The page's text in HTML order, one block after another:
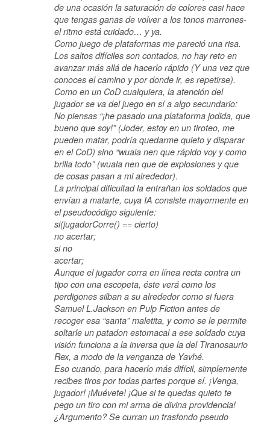
de una ocasión la saturación de colores casi hace
que tengas ganas de volver a los tonos marrones-
el ritmo está cuidado… y ya.
Como juego de plataformas me pareció una risa.
Los saltos difíciles son contados, no hay reto en
avanzar más allá de hacerlo rápido (Y una vez que
conoces el camino y por donde ir, es repetirse).
Como en un CoD cualquiera, la atención del
jugador se va del juego en sí a algo secundario:
No piensas “¡he pasado una plataforma jodida, que
bueno que soy!” (Joder, estoy en un tiroteo, me
pueden matar, podría quedarme quieto y disparar
en el CoD) sino “wuala nen que rápido voy y como
brilla todo” (wuala nen que de explosiones y que
de cosas pasan a mi alrededor).
La principal dificultad la entrañan los soldados que
envían a matarte, cuya IA consiste mayormente en
el pseudocódigo siguiente:
si(jugadorCorre() == cierto)
no acertar;
si no
acertar;
Aunque el jugador corra en línea recta contra un
tipo con una escopeta, éste verá como los
perdigones silban a su alrededor como si fuera
Samuel L.Jackson en Pulp Fiction antes de
recoger esa “santa” maletita, y como se le permite
soltarle un patadon estomacal a ese soldado cuya
visión funciona a la inversa que la del Tiranosaurio
Rex, a modo de la venganza de Yavhé.
Eso cuando, para hacerlo más difícil, simplemente
recibes tiros por todas partes porque sí. ¡Venga,
jugador! ¡Muévete! ¡Que si te quedas quieto te
pego un tiro con mi arma de divina providencia!
¿Argumento? Se curran un trasfondo pseudo